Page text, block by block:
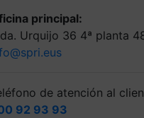
principal:
Urquijo 36 4ª planta
de atención al
92 93 93